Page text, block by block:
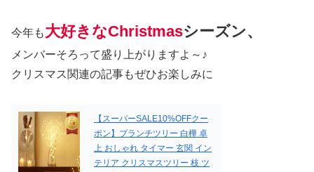
今年も大好きなChristmasシーズン、
メンバーそろって盛り上がりますよ～♪
クリスマス関連の記事もぜひお楽しみに
【スーパーSALE10%OFFクー
ポン】ブランチツリー 白樺 卓
上 おしゃれ タイマー 玄関 イン
テリア クリスマスツリー 枝 ツ